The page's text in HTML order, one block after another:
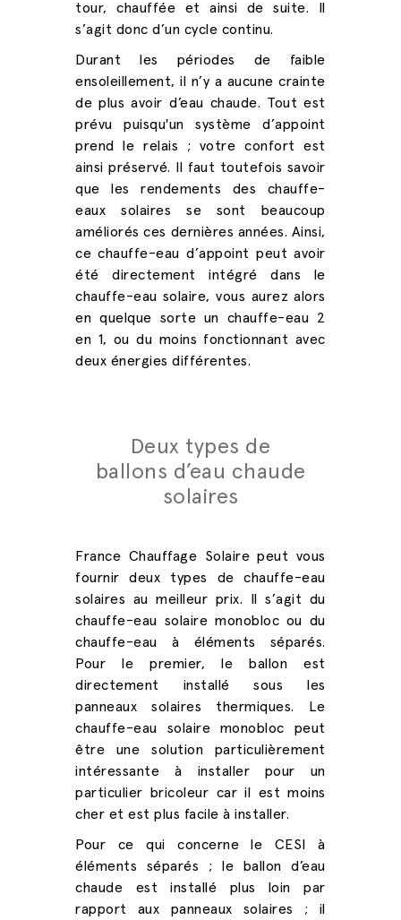
tour, chauffée et ainsi de suite. Il
s’agit donc d’un cycle continu.
Durant les périodes de faible
ensoleillement, il n’y a aucune crainte
de plus avoir d’eau chaude. Tout est
prévu puisqu'un système d’appoint
prend le relais ; votre confort est
ainsi préservé. Il faut toutefois savoir
que les rendements des chauffe-
eaux solaires se sont beaucoup
améliorés ces dernières années. Ainsi,
ce chauffe-eau d’appoint peut avoir
été directement intégré dans le
chauffe-eau solaire, vous aurez alors
en quelque sorte un chauffe-eau 2
en 1, ou du moins fonctionnant avec
deux énergies différentes.
Deux types de
ballons d’eau chaude
solaires
France Chauffage Solaire peut vous
fournir deux types dechauffe-eau
solaires au meilleur prix. Il s’agit du
chauffe-eau solaire monobloc ou du
chauffe-eau à éléments séparés.
Pour le premier, le ballon est
directement installé sous les
panneaux solaires thermiques. Le
chauffe-eau solaire monobloc peut
être une solution particulièrement
intéressante à installer pour un
particulier bricoleur car il est moins
cher et est plus facile à installer.
Pour ce qui concerne le CESI à
éléments séparés ; le ballon d’eau
chaude est installé plus loin par
rapport aux panneaux solaires ; il